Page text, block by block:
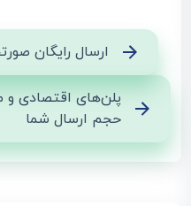
ارسال رایگان
پلن‌های اقتصادی و
حجم ارسال شما